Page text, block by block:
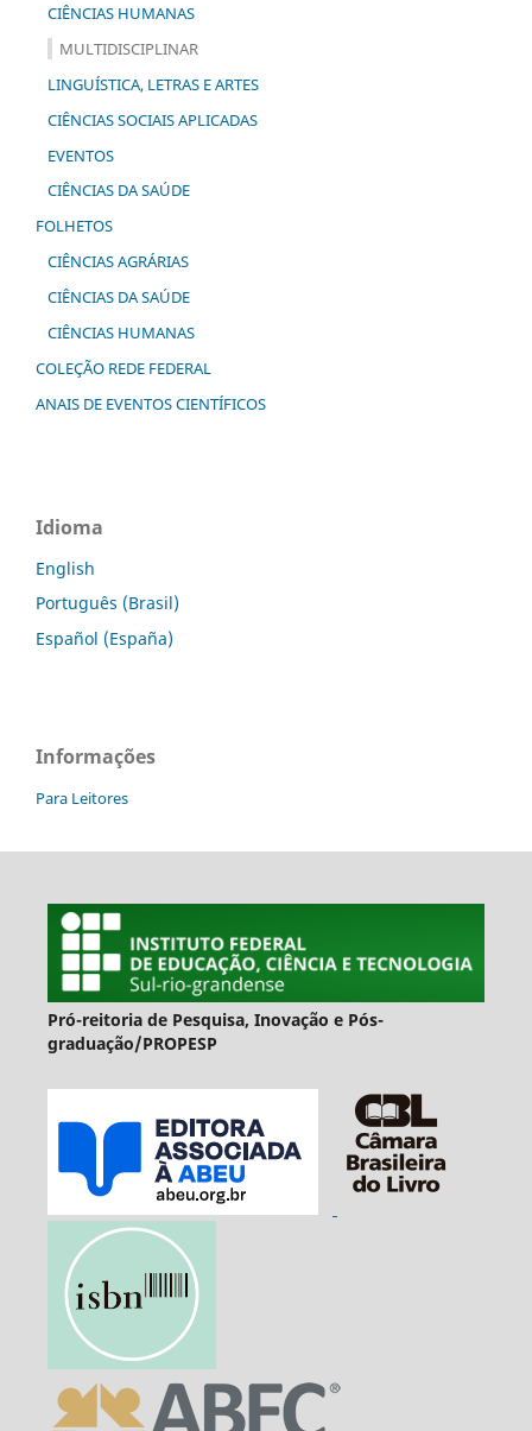
CIÊNCIAS HUMANAS
MULTIDISCIPLINAR
LINGUÍSTICA, LETRAS E ARTES
CIÊNCIAS SOCIAIS APLICADAS
EVENTOS
CIÊNCIAS DA SAÚDE
FOLHETOS
CIÊNCIAS AGRÁRIAS
CIÊNCIAS DA SAÚDE
CIÊNCIAS HUMANAS
COLEÇÃO REDE FEDERAL
ANAIS DE EVENTOS CIENTÍFICOS
Idioma
English
Português (Brasil)
Español (España)
Informações
Para Leitores
Pró-reitoria de Pesquisa, Inovação e Pós-
graduação/PROPESP